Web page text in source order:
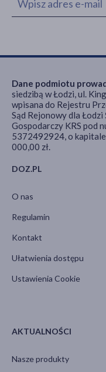
DOZ.PL
O nas
Regulamin
Kontakt
Ułatwienia dostępu
Ustawienia Cookie
AKTUALNOŚCI
Nasze produkty
Dane podmiotu
siedzibą w Łodzi, ul.
wpisana do Rejestru
Sąd Rejonowy dla Łodzi
Gospodarczy KRS pod
5372492924, o
000,00 zł.